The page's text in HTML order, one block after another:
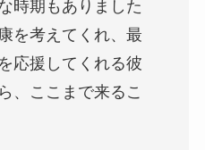
時期もありました
を考えてくれ、最
応援してくれる彼
、ここまで来るこ